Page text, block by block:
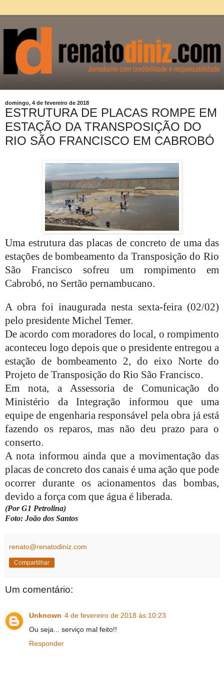
domingo, 4 de fevereiro de 2018
ESTRUTURA DE PLACAS ROMPE EM
ESTAÇÃO DA TRANSPOSIÇÃO DO
RIO SÃO FRANCISCO EM CABROBÓ
Uma estrutura das placas de concreto de uma das
estações de bombeamento da Transposição do Rio
São Francisco sofreu um rompimento em
Cabrobó, no Sertão pernambucano.
A obra foi inaugurada nesta sexta-feira (02/02)
pelo presidente Michel Temer.
De acordo com moradores do local, o rompimento
aconteceu logo depois que o presidente entregou a
estação de bombeamento 2, do eixo Norte do
Projeto de Transposição do Rio São Francisco.
Em nota, a Assessoria de Comunicação do
Ministério da Integração informou que uma
equipe de engenharia responsável pela obra já está
fazendo os reparos, mas não deu prazo para o
conserto.
A nota informou ainda que a movimentação das
placas de concreto dos canais é uma ação que pode
ocorrer durante os acionamentos das bombas,
devido a força com que água é liberada.
(Por G1 Petrolina)
Foto: João dos Santos
renato@renatodiniz.com
Compartilhar
Um comentário:
Unknown 4 de fevereiro de 2018 às 10:23
Ou seja... serviço mal feito!!
Responder